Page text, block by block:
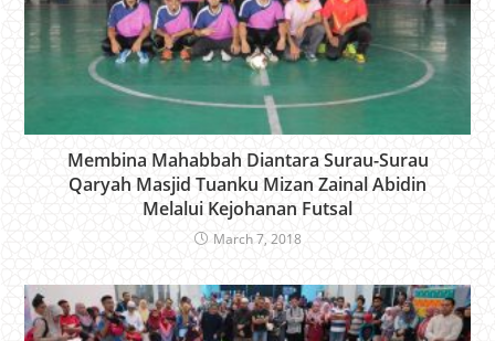
Membina Mahabbah Diantara Surau-Surau
Qaryah Masjid Tuanku Mizan Zainal Abidin
Melalui Kejohanan Futsal
March 7, 2018